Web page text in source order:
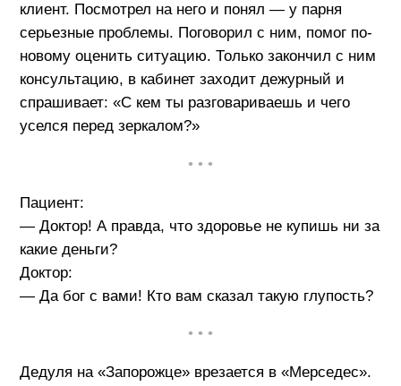
клиент. Посмотрел на него и понял — у парня
серьезные проблемы. Поговорил с ним, помог по-
новому оценить ситуацию. Только закончил с ним
консультацию, в кабинет заходит дежурный и
спрашивает: «С кем ты разговариваешь и чего
уселся перед зеркалом?»
• • •
Пациент:
— Доктор! А правда, что здоровье не купишь ни за
какие деньги?
Доктор:
— Да бог с вами! Кто вам сказал такую глупость?
• • •
Дедуля на «Запорожце» врезается в «Мерседес».